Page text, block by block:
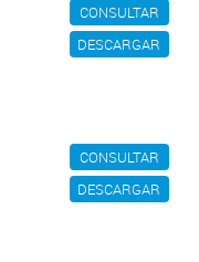
CONSULTAR
DESCARGAR
CONSULTAR
DESCARGAR